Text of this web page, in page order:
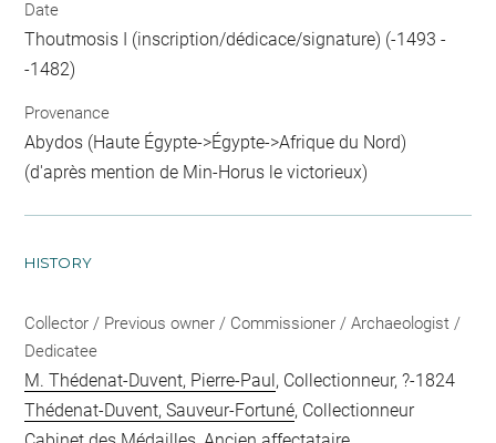
Date
Thoutmosis I (inscription/dédicace/signature) (-1493 -
-1482)
Provenance
Abydos (Haute Égypte->Égypte->Afrique du Nord)
(d'après mention de Min-Horus le victorieux)
HISTORY
Collector / Previous owner / Commissioner / Archaeologist /
Dedicatee
M. Thédenat-Duvent, Pierre-Paul, Collectionneur, ?-1824
Thédenat-Duvent, Sauveur-Fortuné, Collectionneur